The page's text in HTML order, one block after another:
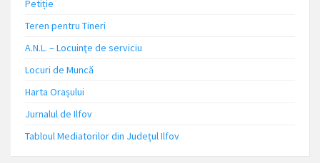
Petiție
Teren pentru Tineri
A.N.L. – Locuinţe de serviciu
Locuri de Muncă
Harta Orașului
Jurnalul de Ilfov
Tabloul Mediatorilor din Județul Ilfov